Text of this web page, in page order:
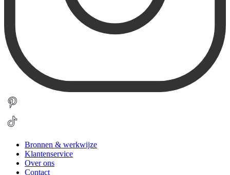
Bronnen & werkwijze
Klantenservice
Over ons
Contact